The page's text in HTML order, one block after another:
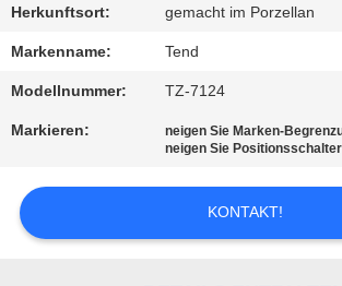
MIT
UNS
NEUIGKEITEN
BITTE UM
Herkunftsort: gemacht im Porzellan
Markenname: Tend
Modellnummer: TZ-7124
Markieren: neigen Sie Marken-
neigen Sie Positionsschalter
KONTAKT!